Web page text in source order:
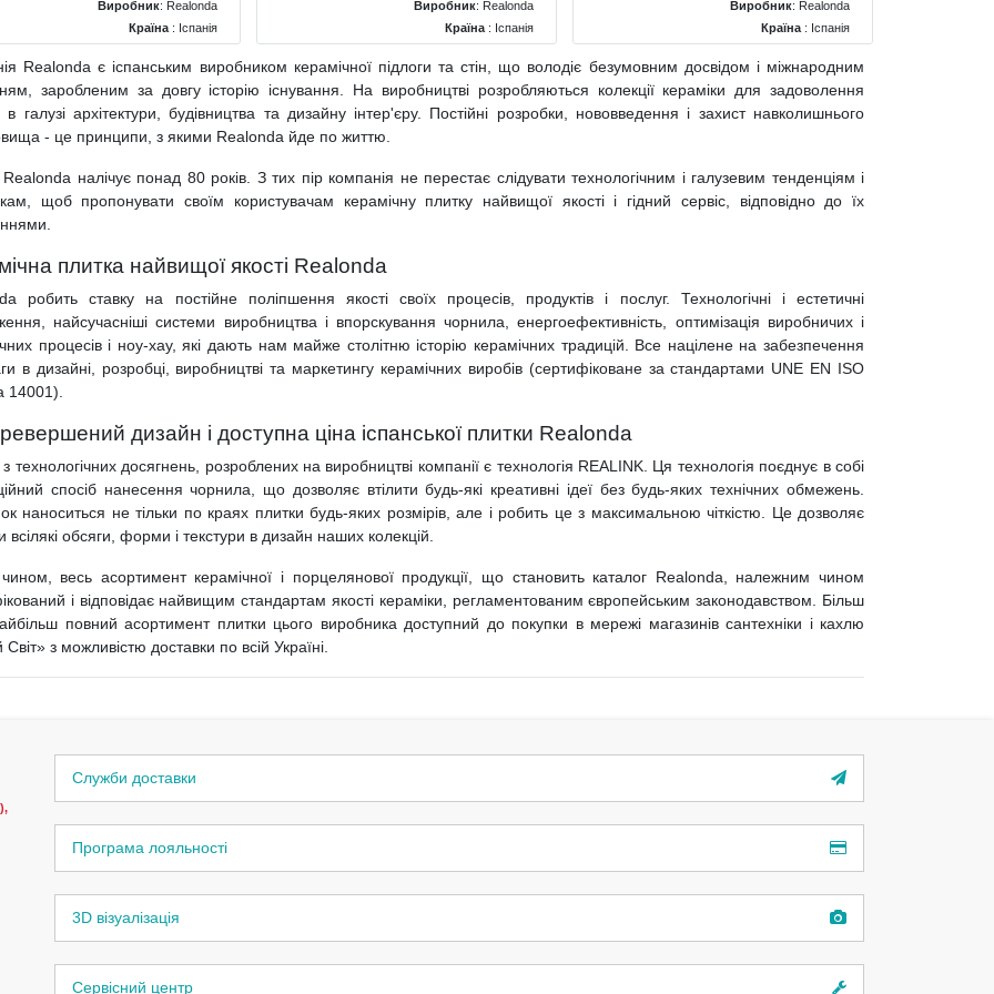
Виробник: Realonda
Країна: Іспанія
Колір: Коричневий
Розміри : 310x560
Виробник: Realonda
Країна: Іспанія
Колір : Коричневий
Розміри
: 442x664
Виробник: Realonda
Країна: Іспанія
Колір: Бежевий
Розміри: 442x442
Realonda є іспанським виробником керамічної підлоги та стін, що володіє безумовним досвідом і міжнародним
заробленим за довгу історію існування. На виробництві розробляються колекції кераміки для задоволення
в галузі архітектури, будівництва та дизайну інтер'єру. Постійні розробки, нововведення і захист навколишнього
- це принципи, з якими Realonda йде по життю.
Realonda налічує понад 80 років. З тих пір компанія не перестає слідувати технологічним і галузевим тенденціям і
щоб пропонувати своїм користувачам керамічну плитку найвищої якості і гідний сервіс, відповідно до їх
плитка найвищої якості Realonda
робить ставку на постійне поліпшення якості своїх процесів, продуктів і послуг. Технологічні і естетичні
найсучасніші системи виробництва і впорскування чорнила, енергоефективність, оптимізація виробничих і
процесів і ноу-хау, які дають нам майже столітню історію керамічних традицій. Все націлене на забезпечення
в дизайні, розробці, виробництві та маркетингу керамічних виробів (сертифіковане за стандартами UNE EN ISO
14001).
дизайн і доступна ціна іспанської плитки Realonda
технологічних досягнень, розроблених на виробництві компанії є технологія REALINK. Ця технологія поєднує в собі
спосіб нанесення чорнила, що дозволяє втілити будь-які креативні ідеї без будь-яких технічних обмежень.
наноситься не тільки по краях плитки будь-яких розмірів, але і робить це з максимальною чіткістю. Це дозволяє
всілякі обсяги, форми і текстури в дизайн наших колекцій.
весь асортимент керамічної і порцелянової продукції, що становить каталог Realonda, належним чином
і відповідає найвищим стандартам якості кераміки, регламентованим європейським законодавством. Більш
повний асортимент плитки цього виробника доступний до покупки в мережі магазинів сантехніки і кахлю
з можливістю доставки по всій Україні.
Служби доставки
Програма лояльності
3D візуалізація
Сервісний центр